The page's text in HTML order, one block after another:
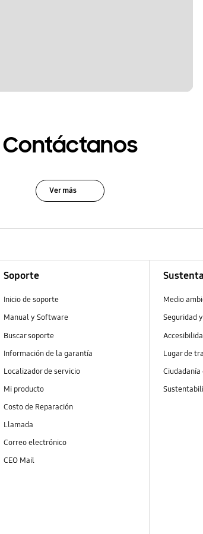
Contáctanos
Ver más
Soporte
Inicio de soporte
Manual y Software
Buscar soporte
Información de la garantía
Localizador de servicio
Mi producto
Costo de Reparación
Llamada
Correo electrónico
CEO Mail
Medio
Seguridad
Lugar de